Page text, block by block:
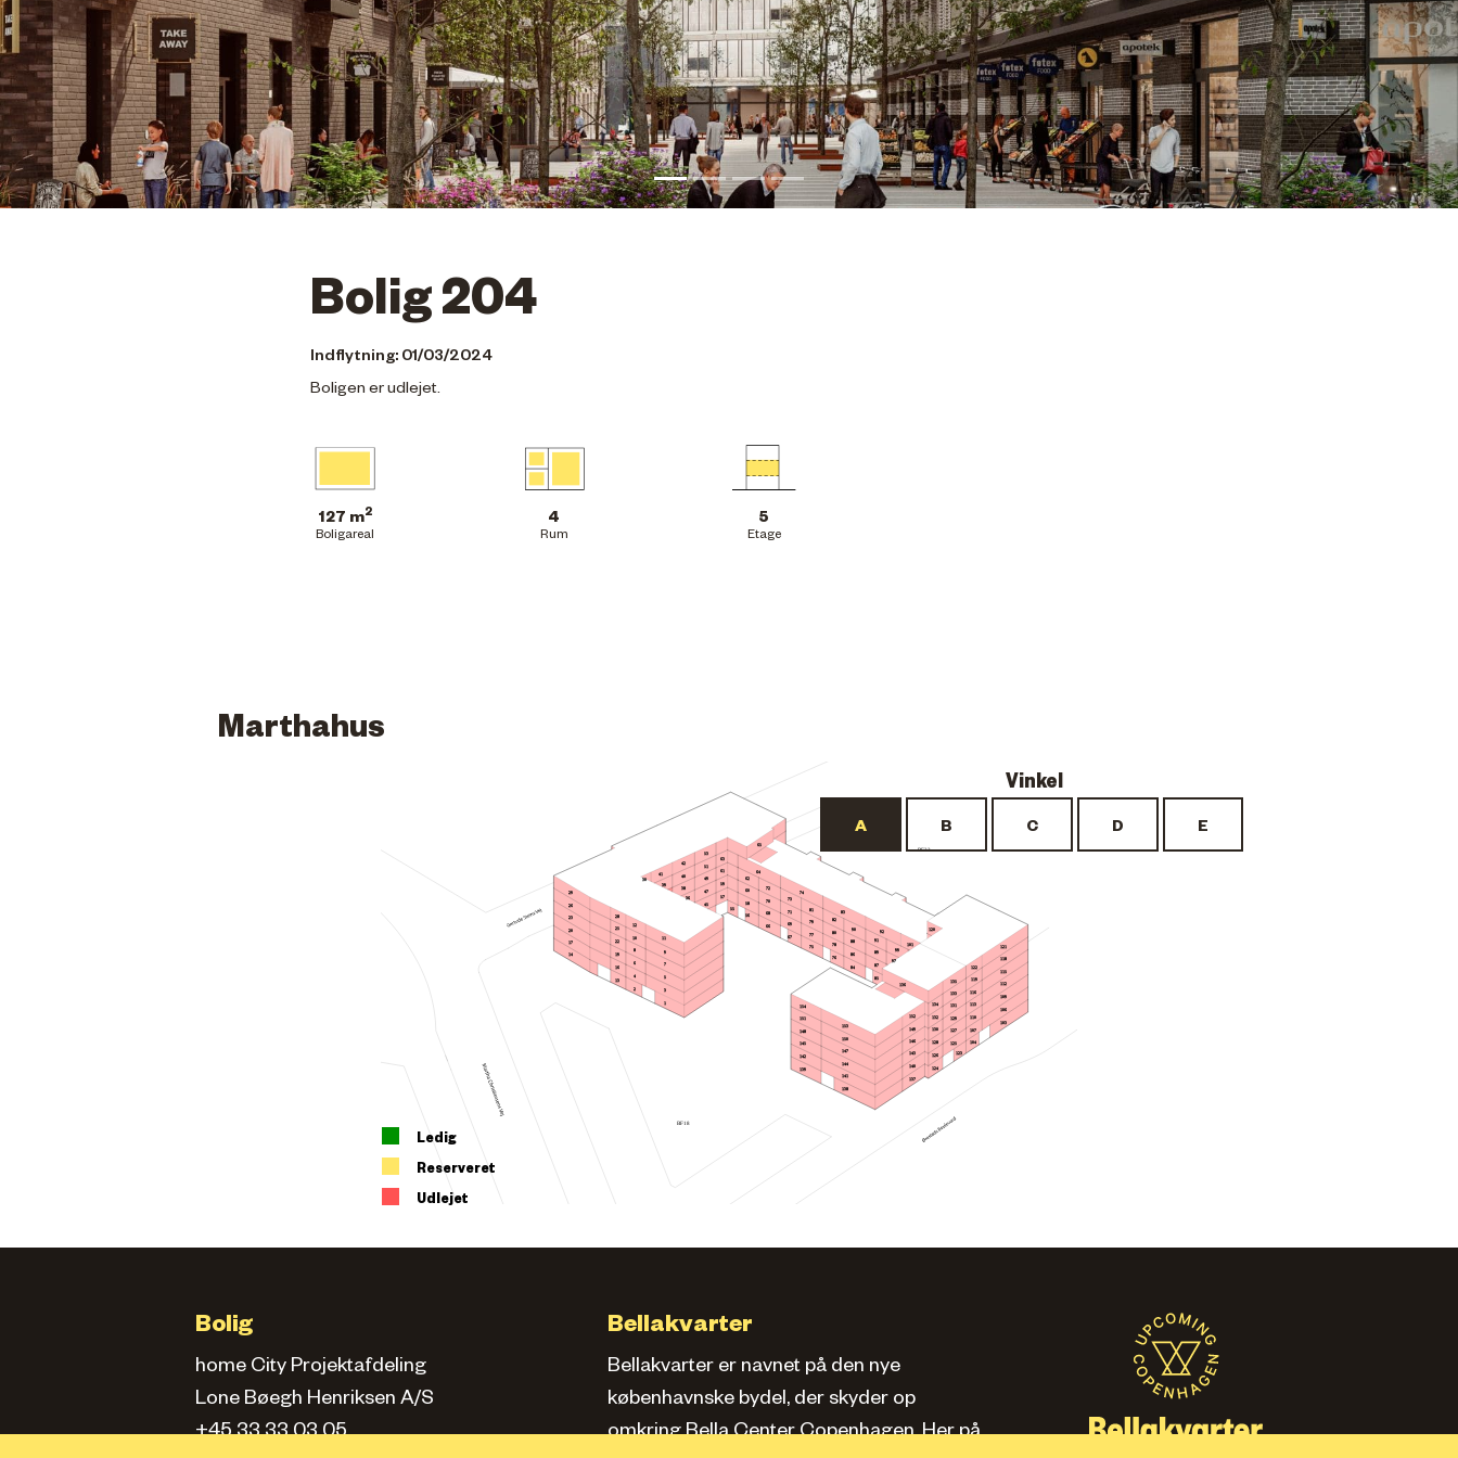
Bolig 204
Indflytning: 01/03/2024
Boligen er udlejet.
127 m2
Boligareal
4
Rum
5
Etage
Marthahus
BF18
BF22
154
151
148
145
142
139
11
9
7
5
3
1
12
10
8
6
4
2
28
25
22
19
16
13
29
26
23
20
17
14
63
61
59
57
55
53
51
49
47
45
42
40
38
36
41
39
30
153
150
147
144
141
138
152
149
146
143
140
137
134
136
132
130
128
126
124
133
135
131
129
127
125
123
119
122
116
113
110
107
104
118
121
120
115
112
109
106
103
72
64
65
74
83
92
101
70
68
66
62
60
58
56
73
71
69
67
81
79
77
75
82
80
78
76
90
88
86
84
91
89 99
97
87
85
Ledig
Reserveret
Udlejet
Bolig
home City Projektafdeling
Lone Bøegh Henriksen A/S
+45 33 33 03 05
Bellakvarter
Bellakvarter er navnet på den nye
københavnske bydel, der skyder op
omkring Bella Center Copenhagen. Her på